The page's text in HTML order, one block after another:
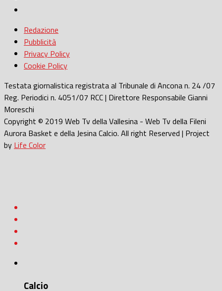
Redazione
Pubblicità
Privacy Policy
Cookie Policy
Testata giornalistica registrata al Tribunale di Ancona n. 24 /07
Reg. Periodici n. 4051/07 RCC | Direttore Responsabile Gianni
Moreschi
Copyright © 2019 Web Tv della Vallesina - Web Tv della Fileni
Aurora Basket e della Jesina Calcio. All right Reserved | Project
by Life Color
Calcio